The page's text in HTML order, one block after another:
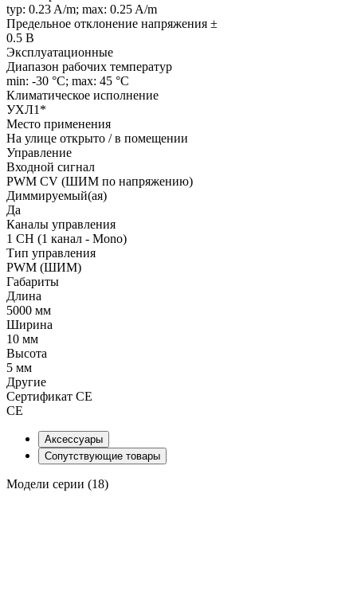
typ: 0.23 A/m; max: 0.25 A/m
Предельное отклонение напряжения ±
0.5 В
Эксплуатационные
Диапазон рабочих температур
min: -30 °C; max: 45 °C
Климатическое исполнение
УХЛ1*
Место применения
На улице открыто / в помещении
Управление
Входной сигнал
PWM СV (ШИМ по напряжению)
Диммируемый(ая)
Да
Каналы управления
1 CH (1 канал - Mono)
Тип управления
PWM (ШИМ)
Габариты
Длина
5000 мм
Ширина
10 мм
Высота
5 мм
Другие
Сертификат CE
CE
Аксессуары
Сопутствующие товары
Модели серии (18)